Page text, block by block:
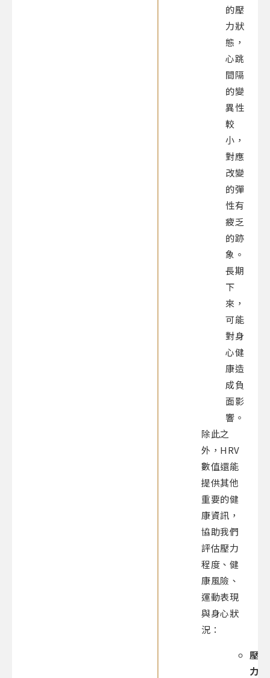
的壓
力狀
態，
心跳
間隔
的變
異性
較
小，
對應
改變
的彈
性有
疲乏
的跡
象。
長期
下
來，
可能
對身
心健
康造
成負
面影
響。
除此之
外，HRV
數值還能
提供其他
重要的健
康資訊，
協助我們
評估壓力
程度、健
康風險、
運動表現
與身心狀
況：
壓
力